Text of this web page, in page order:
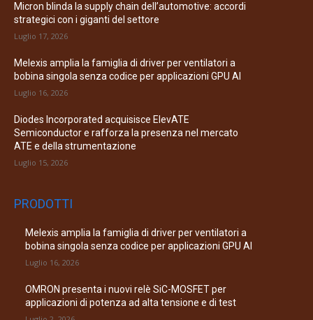
Micron blinda la supply chain dell’automotive: accordi
strategici con i giganti del settore
Luglio 17, 2026
Melexis amplia la famiglia di driver per ventilatori a
bobina singola senza codice per applicazioni GPU AI
Luglio 16, 2026
Diodes Incorporated acquisisce ElevATE
Semiconductor e rafforza la presenza nel mercato
ATE e della strumentazione
Luglio 15, 2026
PRODOTTI
Melexis amplia la famiglia di driver per ventilatori a
bobina singola senza codice per applicazioni GPU AI
Luglio 16, 2026
OMRON presenta i nuovi relè SiC-MOSFET per
applicazioni di potenza ad alta tensione e di test